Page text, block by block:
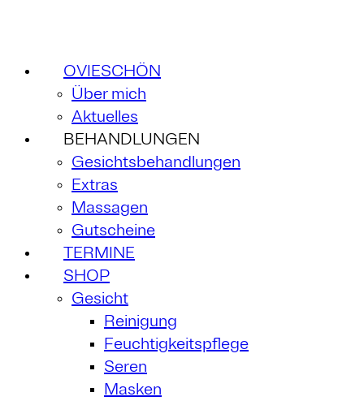
OVIESCHÖN
Über mich
Aktuelles
BEHANDLUNGEN
Gesichtsbehandlungen
Extras
Massagen
Gutscheine
TERMINE
SHOP
Gesicht
Reinigung
Feuchtigkeitspflege
Seren
Masken